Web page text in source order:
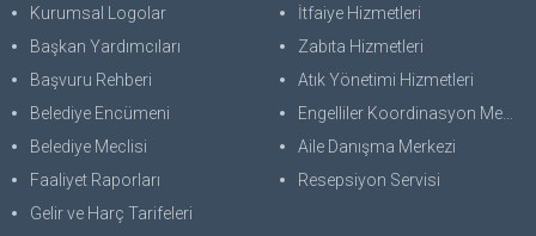
Kurumsal Logolar
Başkan Yardımcıları
Başvuru Rehberi
Belediye Encümeni
Belediye Meclisi
Faaliyet Raporları
Gelir ve Harç Tarifeleri
İtfaiye Hizmetleri
Zabıta Hizmetleri
Atık Yönetimi Hizmetleri
Engelliler Koordinasyon Merkezi
Aile Danışma Merkezi
Resepsiyon Servisi